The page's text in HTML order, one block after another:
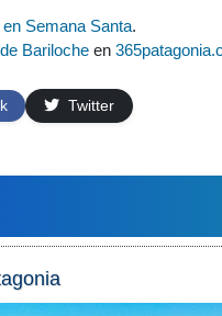
Semana Santa.
Bariloche en
Twitter